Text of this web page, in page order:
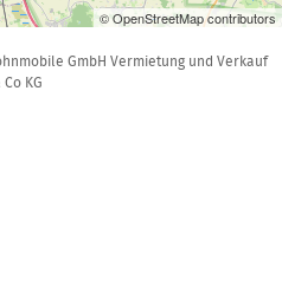
© OpenStreetMap contributors
GmbH Vermietung und Verkauf
Co KG